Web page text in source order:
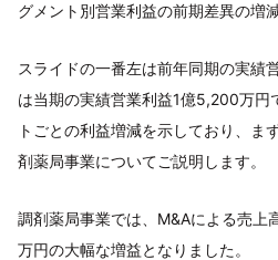
グメント別営業利益の前期差異の増
スライドの一番左は前年同期の実績
は当期の実績営業利益1億5,200万円
トごとの利益増減を示しており、ま
剤薬局事業についてご説明します。
調剤薬局事業では、M&Aによる売上
万円の大幅な増益となりました。